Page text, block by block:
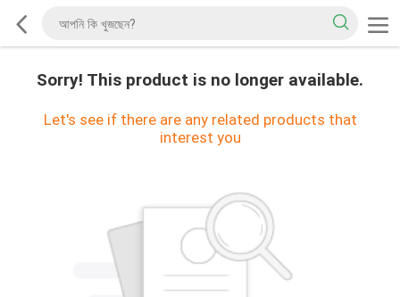
Sorry! This product is no longer available.
Let's see if there are any related products that
interest you